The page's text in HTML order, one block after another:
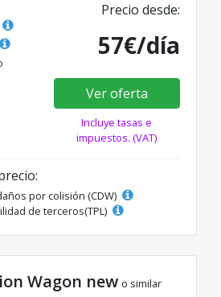
Precio desde:
57€/día
Ver oferta
Incluye tasas e
impuestos. (VAT)
por colisión (CDW)
de terceros(TPL)
Wagon new o similar